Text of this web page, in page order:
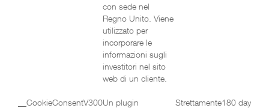
con sede nel
Regno Unito. Viene
utilizzato per
incorporare le
informazioni sugli
investitori nel sito
web di un cliente.
__CookieConsentV300Un plugin
Strettamente180 days